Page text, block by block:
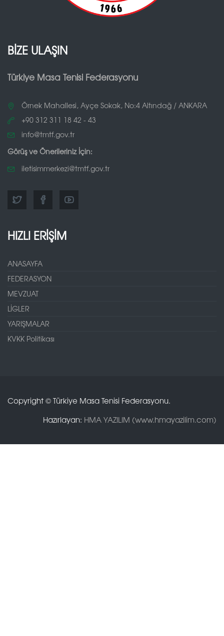
BİZE ULAŞIN
Türkiye Masa Tenisi Federasyonu
Örnek Mahallesi, Ayçe Sokak, No:4 Altındağ / ANKARA
+90 312 311 18 42 - 43
info@tmtf.gov.tr
Görüş ve Önerileriniz İçin:
iletisimmerkezi@tmtf.gov.tr
HIZLI ERİŞİM
ANASAYFA
FEDERASYON
MEVZUAT
LİGLER
YARIŞMALAR
KVKK Politikası
Copyright © Türkiye Masa Tenisi Federasyonu.
Hazırlayan: HMA YAZILIM (www.hmayazilim.com)